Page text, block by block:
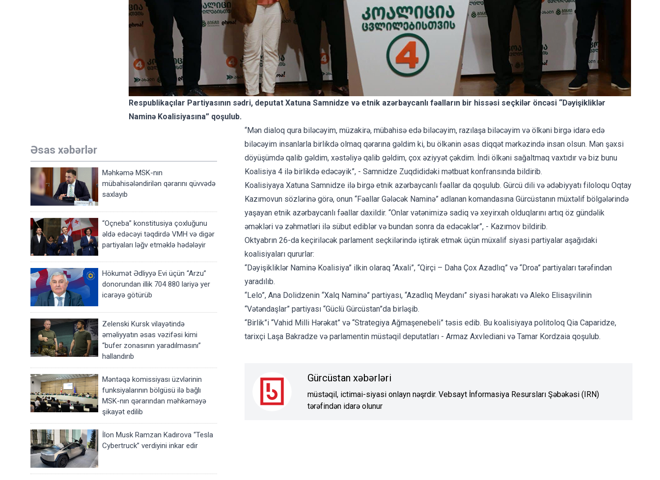
Respublikaçılar Partiyasının sədri, deputat Xatuna Samnidze və etnik azərbaycanlı fəalların bir hissəsi seçkilər öncəsi “Dəyişikliklər
Naminə Koalisiyasına” qoşulub.
Əsas xəbərlər
Məhkəmə MSK-nın
mübahisələndirilən qərarını qüvvədə
saxlayıb
“Oçneba” konstitusiya çoxluğunu
əldə edəcəyi təqdirdə VMH və digər
partiyaları ləğv etməklə hədələyir
Hökumət Ədliyyə Evi üçün “Arzu”
donorundan illik 704 880 lariyə yer
icarəyə götürüb
Zelenski Kursk vilayətində
əməliyyatın əsas vəzifəsi kimi
“bufer zonasının yaradılmasını”
hallandırıb
Məntəqə komissiyası üzvlərinin
funksiyalarının bölgüsü ilə bağlı
MSK-nın qərarından məhkəməyə
şikayət edilib
İlon Musk Ramzan Kadırova “Tesla
Cybertruck” verdiyini inkar edir
“Mən dialoq qura biləcəyim, müzakirə, mübahisə edə biləcəyim, razılaşa biləcəyim və ölkəni birgə idarə edə
biləcəyim insanlarla birlikdə olmaq qərarına gəldim ki, bu ölkənin əsas diqqət mərkəzində insan olsun. Mən şəxsi
döyüşümdə qalib gəldim, xəstəliyə qalib gəldim, çox əziyyət çəkdim. İndi ölkəni sağaltmaq vaxtıdır və biz bunu
Koalisiya 4 ilə birlikdə edəcəyik”, - Samnidze Zuqdididəki mətbuat konfransında bildirib.
Koalisiyaya Xatuna Samnidze ilə birgə etnik azərbaycanlı fəallar da qoşulub. Gürcü dili və ədəbiyyatı filoloqu Oqtay
Kazımovun sözlərinə görə, onun “Fəallar Gələcək Naminə” adlanan komandasına Gürcüstanın müxtəlif bölgələrində
yaşayan etnik azərbaycanlı fəallar daxildir. “Onlar vətənimizə sadiq və xeyirxah olduqlarını artıq öz gündəlik
əməkləri və zəhmətləri ilə sübut ediblər və bundan sonra da edəcəklər”, - Kazımov bildirib.
Oktyabrın 26-da keçiriləcək parlament seçkilərində iştirak etmək üçün müxalif siyasi partiyalar aşağıdaki
koalisiyaları qururlar:
“Dəyişikliklər Naminə Koalisiya” ilkin olaraq “Axali”, “Qirçi – Daha Çox Azadlıq” və “Droa” partiyaları tərəfindən
yaradılıb.
“Lelo”, Ana Dolidzenin “Xalq Naminə” partiyası, “Azadlıq Meydanı” siyasi hərəkatı və Aleko Elisaşvilinin
“Vətəndaşlar” partiyası “Güclü Gürcüstan”da birləşib.
“Birlik”i “Vahid Milli Hərəkat” və “Strategiya Ağmaşenebeli” təsis edib. Bu koalisiyaya politoloq Qia Caparidze,
tarixçi Laşa Bakradze və parlamentin müstəqil deputatları - Armaz Axvlediani və Tamar Kordzaia qoşulub.
Gürcüstan xəbərləri
müstəqil, ictimai-siyasi onlayn nəşrdir. Vebsayt İnformasiya Resursları Şəbəkəsi (IRN)
tərəfindən idarə olunur